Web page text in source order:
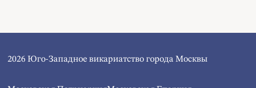
2026 Юго-Западное викариатство города Москвы